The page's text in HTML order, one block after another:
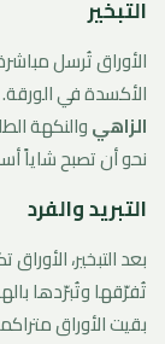
التبخير
الأوراق تُرسل
الأكسدة في
الزاهيوالنكهة
نحو أن تصبح شاياً
التبريد والفرد
بعد التبخير،
تُفرّقها وتُبرّدها
بقيت الأوراق